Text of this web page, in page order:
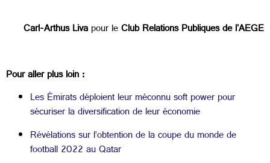
Carl-Arthus Livapour leClub Relations Publiques de l'AEGE
Pour aller plus loin :
Les Émirats déploient leur méconnu soft power pour
sécuriser la diversification de leur économie
Révélations sur l’obtention de la coupe du monde de
football 2022 au Qatar